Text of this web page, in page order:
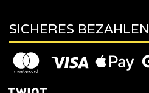
SICHERES BEZAHLEN